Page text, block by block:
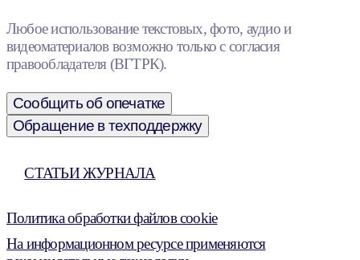
Любое использование текстовых, фото, аудио и
видеоматериалов возможно только с согласия
правообладателя (ВГТРК).
Сообщить об опечатке
Обращение в техподдержку
СТАТЬИ ЖУРНАЛА
Политика обработки файлов cookie
На информационном ресурсе применяются